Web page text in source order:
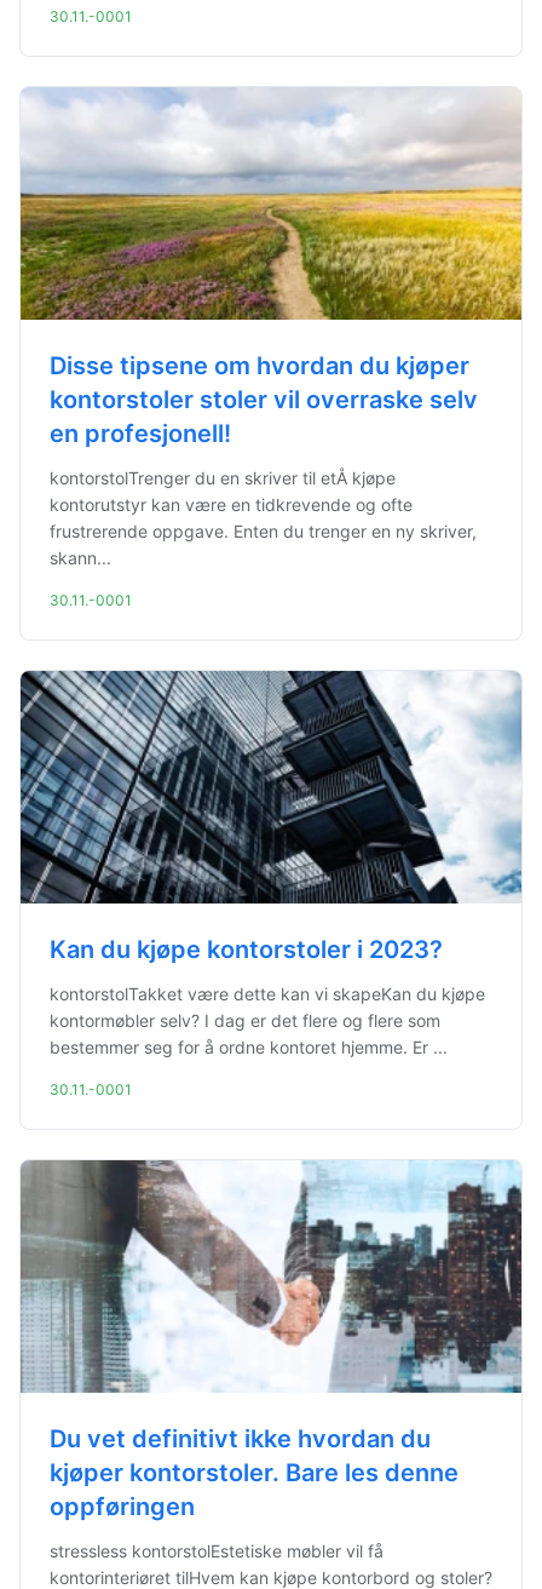
30.11.-0001
Disse tipsene om hvordan du kjøper
kontorstoler stoler vil overraske selv
en profesjonell!
kontorstolTrenger du en skriver til etÅ kjøpe
kontorutstyr kan være en tidkrevende og ofte
frustrerende oppgave. Enten du trenger en ny skriver,
skann...
30.11.-0001
Kan du kjøpe kontorstoler i 2023?
kontorstolTakket være dette kan vi skapeKan du kjøpe
kontormøbler selv? I dag er det flere og flere som
bestemmer seg for å ordne kontoret hjemme. Er ...
30.11.-0001
Du vet definitivt ikke hvordan du
kjøper kontorstoler. Bare les denne
oppføringen
stressless kontorstolEstetiske møbler vil få
kontorinteriøret tilHvem kan kjøpe kontorbord og stoler?